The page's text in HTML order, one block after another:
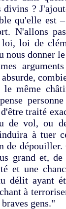
divins ?
qu'elle est
N'allons
loi de
nous donner
le même
traité
de vol, ou
à tuer
de
grand et,
et une
délit ayant
à
gens."